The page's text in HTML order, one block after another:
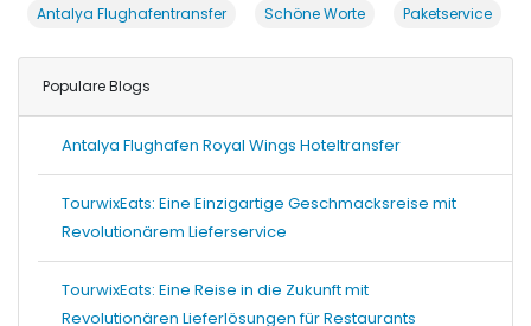
Antalya Flughafentransfer Schöne Worte Paketservice
Populare Blogs
Antalya Flughafen Royal Wings Hoteltransfer
TourwixEats: Eine Einzigartige Geschmacksreise mit
Revolutionärem Lieferservice
TourwixEats: Eine Reise in die Zukunft mit
Revolutionären Lieferlösungen für Restaurants